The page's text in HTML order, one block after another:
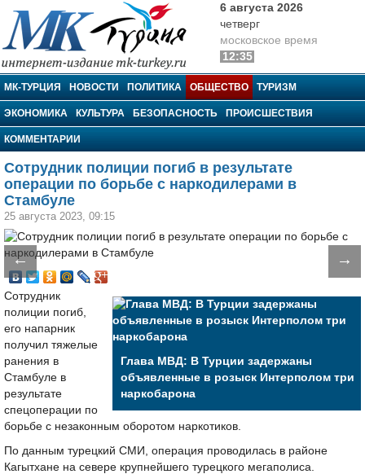
МК-Турция
6 августа 2026
четверг
московское время
12:35
МК-ТУРЦИЯ НОВОСТИ ПОЛИТИКА ОБЩЕСТВО ТУРИЗМ
ЭКОНОМИКА КУЛЬТУРА БЕЗОПАСНОСТЬ ПРОИСШЕСТВИЯ
КОММЕНТАРИИ
Сотрудник полиции погиб в результате
операции по борьбе с наркодилерами в
Стамбуле
25 августа 2023, 09:15
← →
Глава МВД: В Турции задержаны
объявленные в розыск Интерполом три
наркобарона
Сотрудник
полиции погиб,
его напарник
получил тяжелые
ранения в
Стамбуле в
результате
спецоперации по
борьбе с незаконным оборотом наркотиков.
По данным турецкий СМИ, операция проводилась в районе
Кагытхане на севере крупнейшего турецкого мегаполиса.